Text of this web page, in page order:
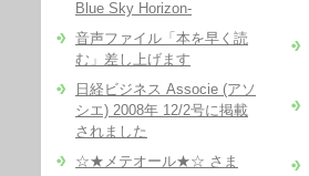
Blue Sky Horizon-
音声ファイル「本を早く読
む」差し上げます
日経ビジネス Associe (アソ
シエ) 2008年 12/2号に掲載
されました
☆★メテオール★☆ さま